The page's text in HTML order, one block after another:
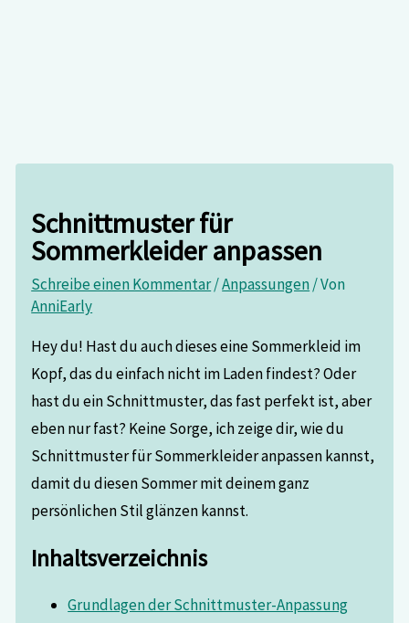
Schnittmuster für
Sommerkleider anpassen
Schreibe einen Kommentar/Anpassungen/ Von
AnniEarly
Hey du! Hast du auch dieses eine Sommerkleid im
Kopf, das du einfach nicht im Laden findest? Oder
hast du ein Schnittmuster, das fast perfekt ist, aber
eben nur fast? Keine Sorge, ich zeige dir, wie du
Schnittmuster für Sommerkleider anpassen kannst,
damit du diesen Sommer mit deinem ganz
persönlichen Stil glänzen kannst.
Inhaltsverzeichnis
Grundlagen der Schnittmuster-Anpassung